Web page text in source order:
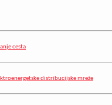
cesta
distribucijske mreže